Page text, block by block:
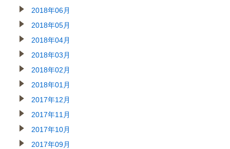
2018年06月
2018年05月
2018年04月
2018年03月
2018年02月
2018年01月
2017年12月
2017年11月
2017年10月
2017年09月